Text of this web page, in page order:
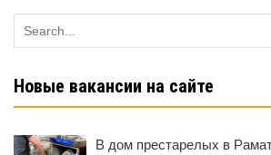
for:
Новые вакансии на сайте
В дом престарелых в